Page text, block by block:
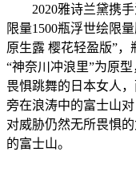
2020雅诗兰黛携手
限量1500瓶浮世绘限
原生露 樱花轻盈版”
“神奈川冲浪里”为原
畏惧跳舞的日本女人
旁在浪涛中的富士山
对威胁仍然无所畏惧
的富士山。